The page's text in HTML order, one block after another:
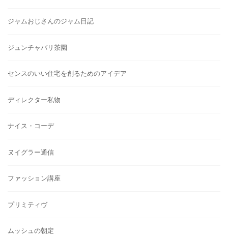
ジャムおじさんのジャム日記
ジュンチャバリ茶園
センスのいい住宅を創るためのアイデア
ディレクター私物
ナイス・コーデ
ヌイグラー通信
ファッション講座
プリミティヴ
ムッシュの朝定